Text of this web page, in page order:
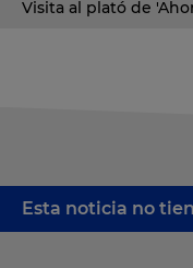
Visita al plató de
Esta noticia no